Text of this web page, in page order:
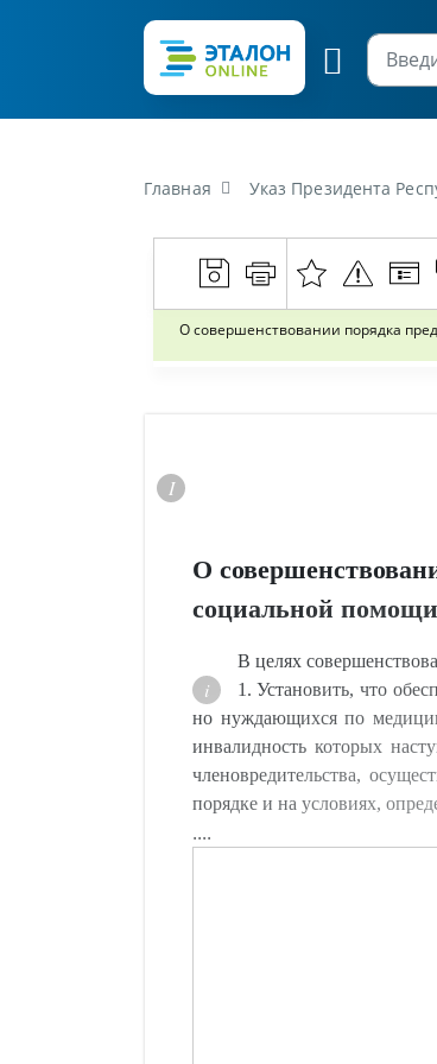
Главная Указ Президента
О совершенствовании порядка
О
социальной помощи
В целях
1. Установить, что
но нуждающихся по
инвалидность которых
членовредительства,
порядке и на условиях,
....